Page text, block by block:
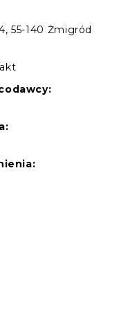
55-140 Żmigród